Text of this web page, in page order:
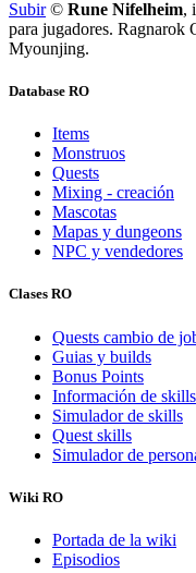
Subir© Rune Nifelheim,
para jugadores.
Myounjing.
Database RO
Items
Monstruos
Quests
Mixing - creación
Mascotas
Mapas y dungeons
NPC y vendedores
Clases RO
Quests cambio de
Guias y builds
Bonus Points
Información de skills
Simulador de skills
Quest skills
Simulador de
Wiki RO
Portada de la wiki
Episodios